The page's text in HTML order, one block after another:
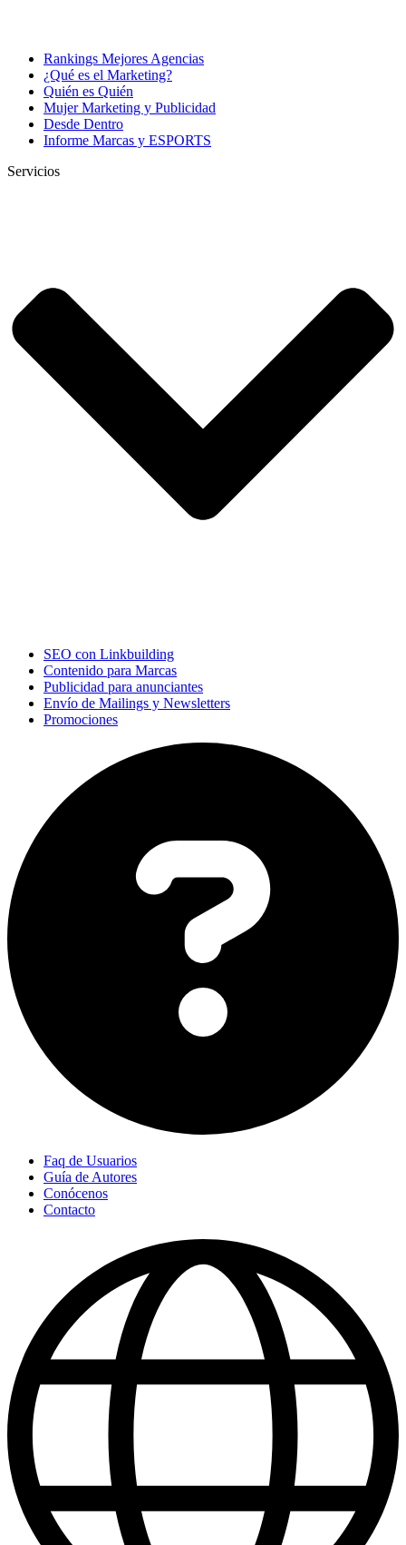
Rankings Mejores Agencias
¿Qué es el Marketing?
Quién es Quién
Mujer Marketing y Publicidad
Desde Dentro
Informe Marcas y ESPORTS
Servicios
SEO con Linkbuilding
Contenido para Marcas
Publicidad para anunciantes
Envío de Mailings y Newsletters
Promociones
Faq de Usuarios
Guía de Autores
Conócenos
Contacto